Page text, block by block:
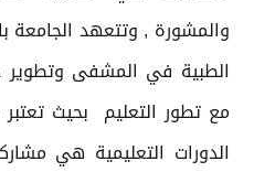
والمشورة , وتتعهد الجامعة
الطبية في المشفى وتطوير
مع تطور التعليم بحيث
الدورات التعليمية هي